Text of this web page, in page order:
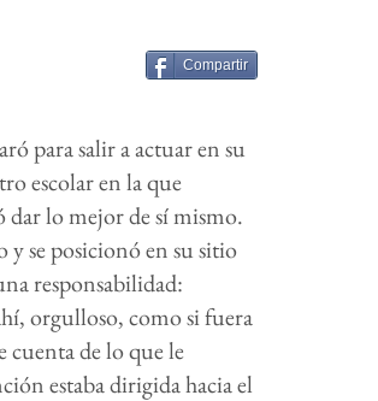
Compartir
para salir a actuar en su
escolar en la que
dar lo mejor de sí mismo.
se posicionó en su sitio
responsabilidad:
orgulloso, como si fuera
cuenta de lo que le
estaba dirigida hacia el